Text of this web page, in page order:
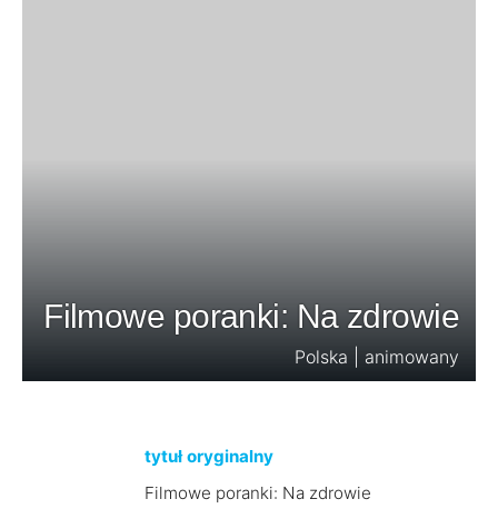
Filmowe poranki: Na zdrowie
Polska | animowany
tytuł oryginalny
Filmowe poranki: Na zdrowie